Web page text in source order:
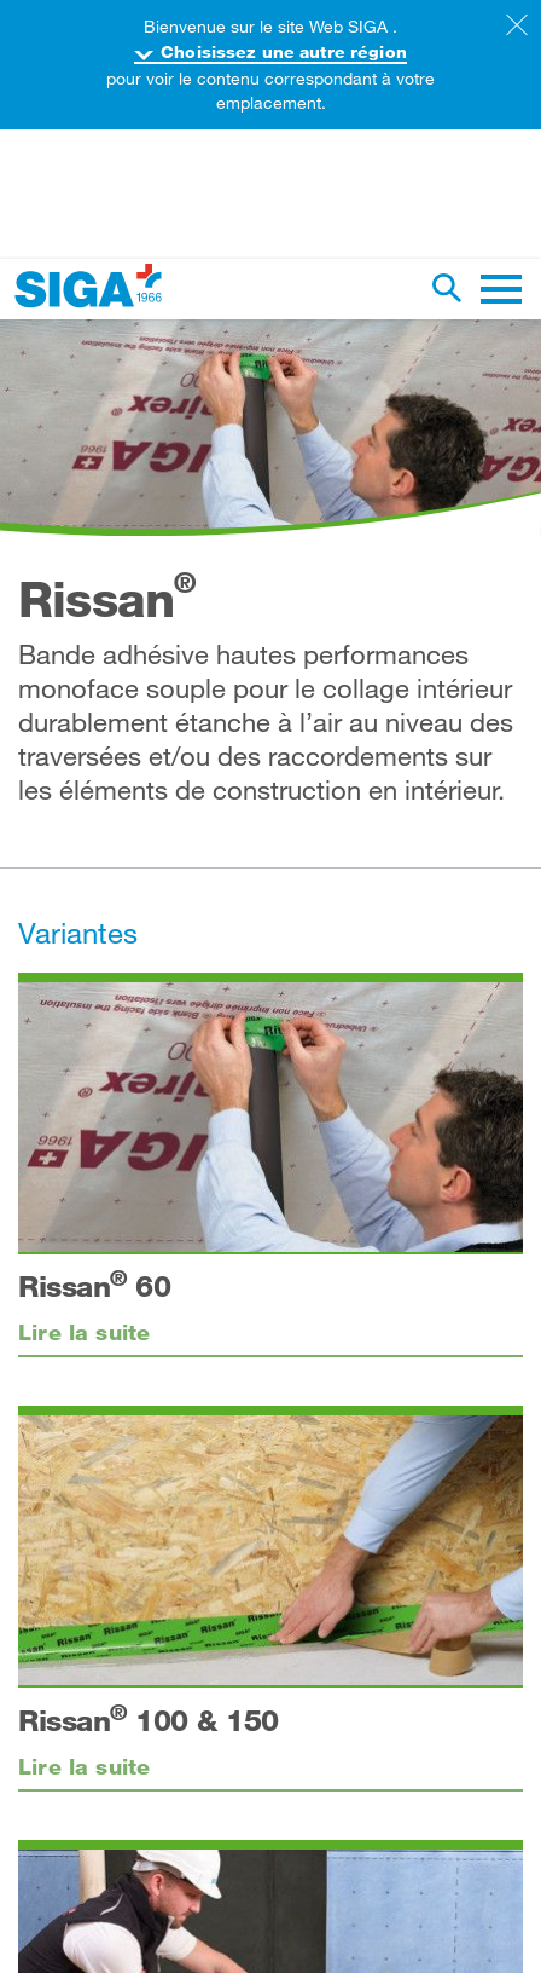
sur ce site web
Rissan®
Bande adhésive hautes performances
monoface souple pour le collage intérieur
durablement étanche à l’air au niveau des
traversées et/ou des raccordements sur
les éléments de construction en intérieur.
Variantes
Rissan®60
Lire la suite
Rissan®100 & 150
Lire la suite
Bienvenue sur le site Web SIGA .
Choisissez une autre région
pour voir le contenu correspondant à votre
emplacement.